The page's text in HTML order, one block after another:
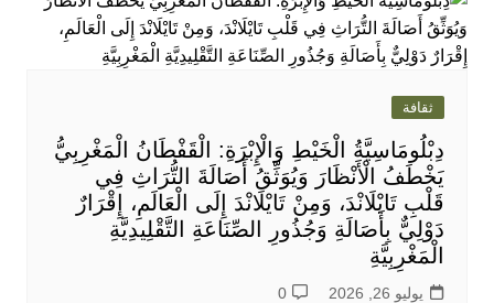
ثقافة
دِبْلُومَاسِيَّةُ الْخَيْطِ وَالْإِبْرَةِ: الْقَفْطَانُ الْمَغْرِبِيُّ
يَخْطَفُ الْأَنْظَارَ وَيُوَثِّقُ أَصَالَةَ التُّرَاثِ فِي
قَلْبِ تَايْلَانْدَ، وَمِنْ تَايْلَانْدَ إِلَى الْعَالَمِ، إِقْرَارٌ
دَوْلِيٌّ بِأَصَالَةِ وَجُذُورِ الصِّنَاعَةِ التَّقْلِيدِيَّةِ
الْمَغْرِبِيَّةِ
يوليو 26, 2026 0